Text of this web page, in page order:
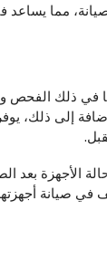
مما يساعد
ذلك الفحص
إلى
في صيانة